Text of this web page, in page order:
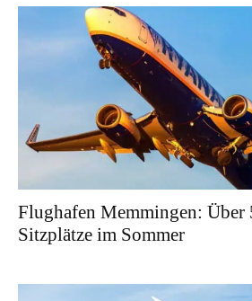
Flughafen Memmingen: Über
Sitzplätze im Sommer